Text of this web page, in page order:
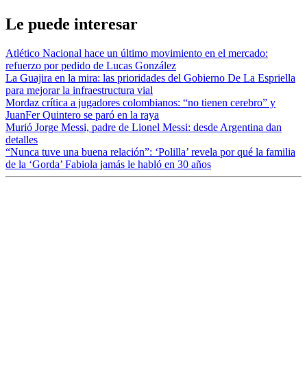
Le puede interesar
Atlético Nacional hace un último movimiento en el mercado:
refuerzo por pedido de Lucas González
La Guajira en la mira: las prioridades del Gobierno De La Espriella
para mejorar la infraestructura vial
Mordaz crítica a jugadores colombianos: “no tienen cerebro” y
JuanFer Quintero se paró en la raya
Murió Jorge Messi, padre de Lionel Messi: desde Argentina dan
detalles
“Nunca tuve una buena relación”: ‘Polilla’ revela por qué la familia
de la ‘Gorda’ Fabiola jamás le habló en 30 años